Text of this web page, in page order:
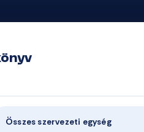
Összes szervezeti egység